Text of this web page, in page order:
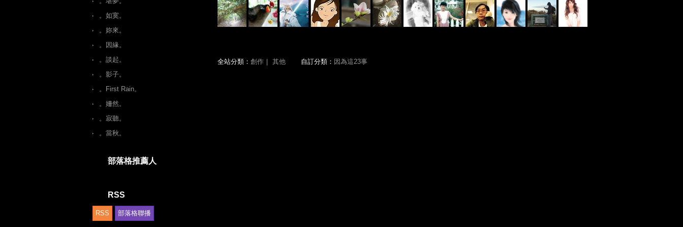
全站分類： 創作 ｜ 其他 自訂分類： 因為這23事
。如寞。
。妳來。
。因緣。
。談起。
。影子。
。First Rain。
。姍然。
。寂聽。
。當秋。
部落格推薦人
RSS
RSS 部落格聯播